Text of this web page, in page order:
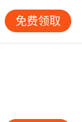
全职并且专
背景肯定是
师评估的完
一个保障也
免费领取